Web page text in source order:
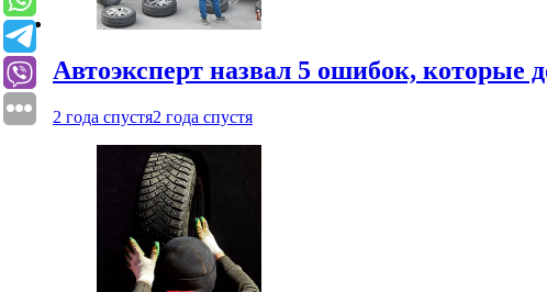
Автоэксперт назвал 5 ошибок, которые
2 года спустя2 года спустя